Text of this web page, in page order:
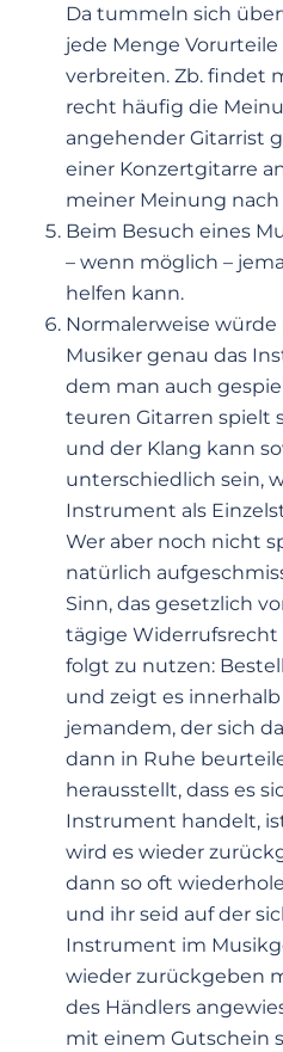
Da tummeln sich
jede Menge
verbreiten. Zb. findet
recht häufig die
angehender Gitarrist
einer Konzertgitarre
meiner Meinung nach
Beim Besuch eines
– wenn möglich –
helfen kann.
Normalerweise würde
Musiker genau das
dem man auch
teuren Gitarren spielt
und der Klang kann
unterschiedlich sein,
Instrument als
Wer aber noch nicht
natürlich
Sinn, das gesetzlich
tägige
folgt zu nutzen:
und zeigt es
jemandem, der sich
dann in Ruhe
herausstellt, dass es
Instrument handelt,
wird es wieder
dann so oft
und ihr seid auf der
Instrument im
wieder zurückgeben
des Händlers
mit einem Gutschein